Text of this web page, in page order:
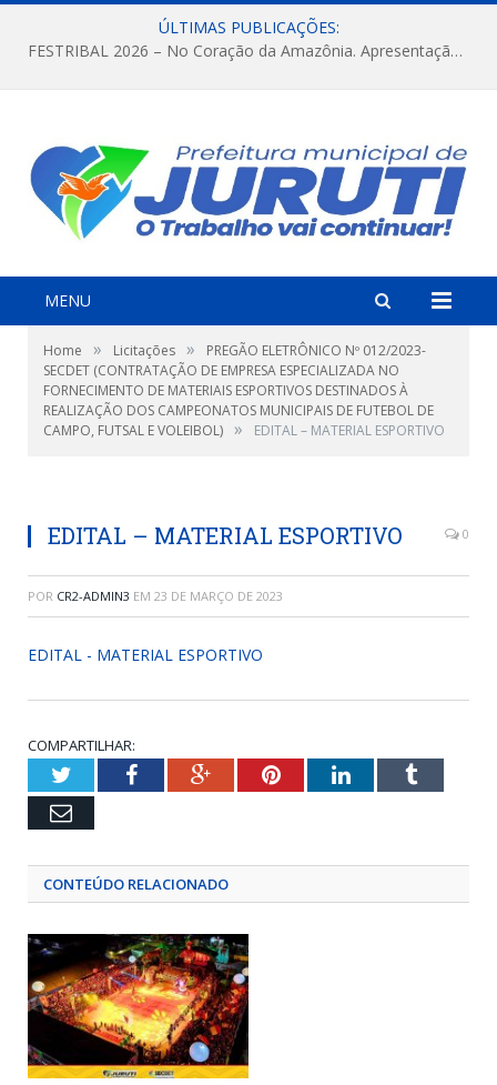
ÚLTIMAS PUBLICAÇÕES:
FESTRIBAL 2026 – No Coração da Amazônia. Apresentação da Munduruku.
MENU
Home » Licitações »
PREGÃO ELETRÔNICO Nº 012/2023-
SECDET (CONTRATAÇÃO DE EMPRESA ESPECIALIZADA NO
FORNECIMENTO DE MATERIAIS ESPORTIVOS DESTINADOS À
REALIZAÇÃO DOS CAMPEONATOS MUNICIPAIS DE FUTEBOL DE
CAMPO, FUTSAL E VOLEIBOL) » EDITAL – MATERIAL ESPORTIVO
EDITAL – MATERIAL ESPORTIVO 0
POR CR2-ADMIN3 EM 23 DE MARÇO DE 2023
EDITAL - MATERIAL ESPORTIVO
COMPARTILHAR:
TwitterFacebookGoogle+PinterestLinkedInTumblr
Email
CONTEÚDO RELACIONADO